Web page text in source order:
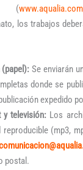
(
los trabajos
Se enviarán
donde se
expedido
y televisión: Los
(mp3,
postal.